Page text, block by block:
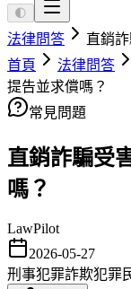
🌓
法律問答
直銷
首頁
法律問答
提告並求償嗎？
常見問題
直銷詐騙受
嗎？
LawPilot
2026-05-27
刑事犯罪詐欺犯罪